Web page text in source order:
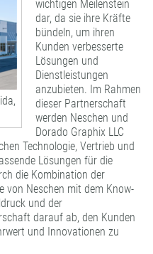
wichtigen Meilenstein
dar, da sie ihre Kräfte
bündeln, um ihren
Kunden verbesserte
Lösungen und
Dienstleistungen
anzubieten. Im Rahmen
dieser Partnerschaft
werden Neschen und
Dorado Graphix LLC
Technologie, Vertrieb und
Lösungen für die
die Kombination der
von Neschen mit dem Know-
und der
darauf ab, den Kunden
und Innovationen zu